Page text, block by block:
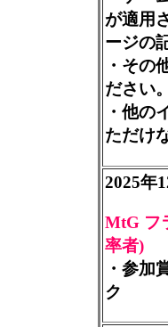
が適用
ージの
・その
ださい。
・他の
ただけ
2025年
MtG フ
率者)
・参加
ク